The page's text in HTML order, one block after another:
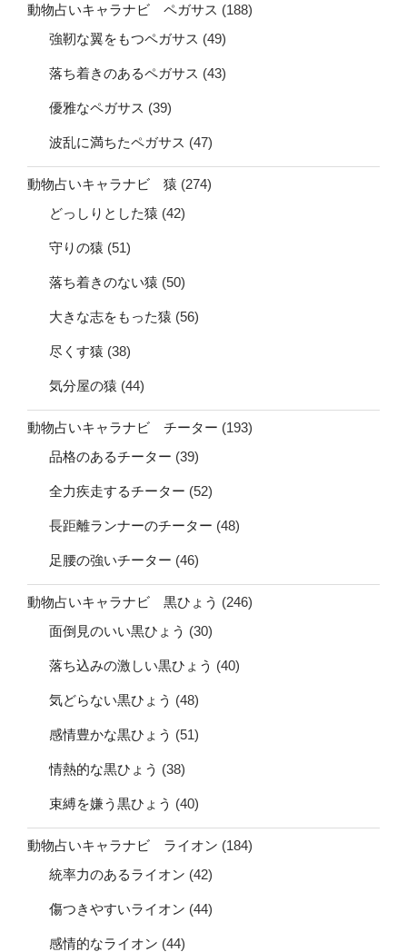
動物占いキャラナビ ペガサス (188)
強靭な翼をもつペガサス (49)
落ち着きのあるペガサス (43)
優雅なペガサス (39)
波乱に満ちたペガサス (47)
動物占いキャラナビ 猿 (274)
どっしりとした猿 (42)
守りの猿 (51)
落ち着きのない猿 (50)
大きな志をもった猿 (56)
尽くす猿 (38)
気分屋の猿 (44)
動物占いキャラナビ チーター (193)
品格のあるチーター (39)
全力疾走するチーター (52)
長距離ランナーのチーター (48)
足腰の強いチーター (46)
動物占いキャラナビ 黒ひょう (246)
面倒見のいい黒ひょう (30)
落ち込みの激しい黒ひょう (40)
気どらない黒ひょう (48)
感情豊かな黒ひょう (51)
情熱的な黒ひょう (38)
束縛を嫌う黒ひょう (40)
動物占いキャラナビ ライオン (184)
統率力のあるライオン (42)
傷つきやすいライオン (44)
感情的なライオン (44)